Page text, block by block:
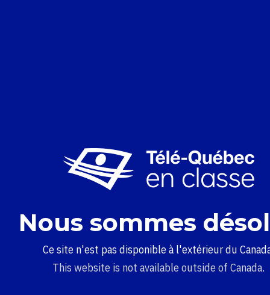
Nous sommes
Ce site n'est pas disponible à l'extérieur du
This website is not available outside of Canada.